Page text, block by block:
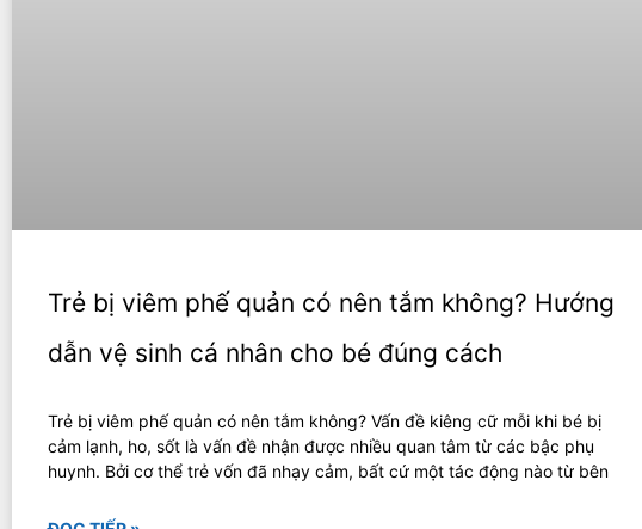
Trẻ bị viêm phế quản có nên tắm không? Hướng
dẫn vệ sinh cá nhân cho bé đúng cách
Trẻ bị viêm phế quản có nên tắm không? Vấn đề kiêng cữ mỗi khi bé bị
cảm lạnh, ho, sốt là vấn đề nhận được nhiều quan tâm từ các bậc phụ
huynh. Bởi cơ thể trẻ vốn đã nhạy cảm, bất cứ một tác động nào từ bên